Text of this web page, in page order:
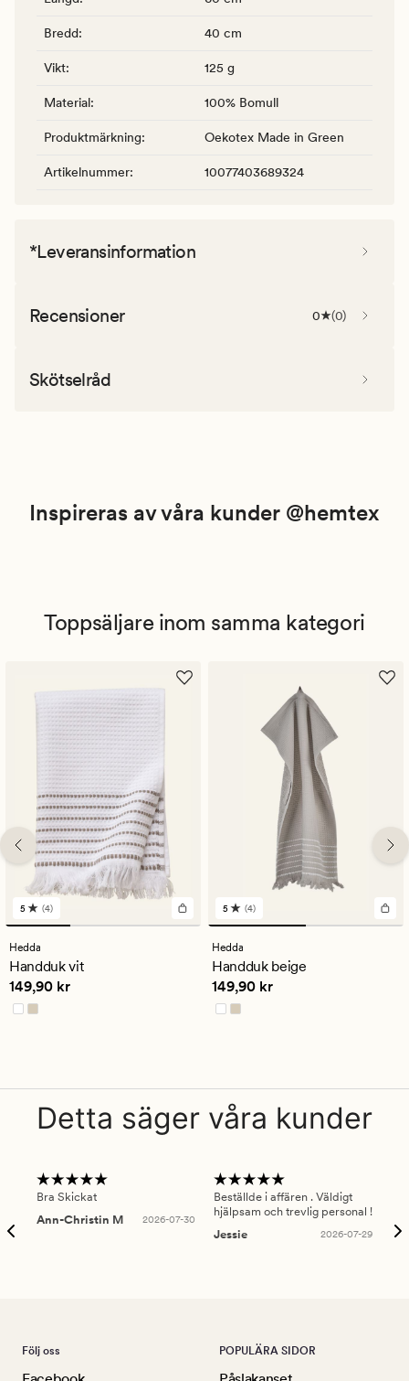
Bredd: 40 cm
Vikt: 125 g
Material: 100% Bomull
Produktmärkning: Oekotex Made in Green
Artikelnummer: 10077403689324
*Leveransinformation
Recensioner 0 (0)
Skötselråd
Inspireras av våra kunder @hemtex
Toppsäljare inom samma kategori
4
omdömen
med
ett
genomsnittligt
betyg
på
5
5 (4)
Hedda
Handduk vit
Pris 149,90 kr
149,90 kr
4
omdömen
med
ett
genomsnittligt
betyg
på
5
5 (4)
Hedda
Handduk beige
Pris 149,90 kr
149,90 kr
Detta säger våra kunder
Bra Skickat
Ann-Christin M
2026-07-30
Beställde i affären . Väldigt
hjälpsam och trevlig personal !
Jessie
2026-07-29
Följ oss POPULÄRA SIDOR